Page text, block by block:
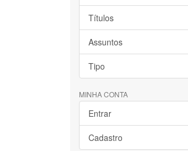
Títulos
Assuntos
Tipo
MINHA CONTA
Entrar
Cadastro